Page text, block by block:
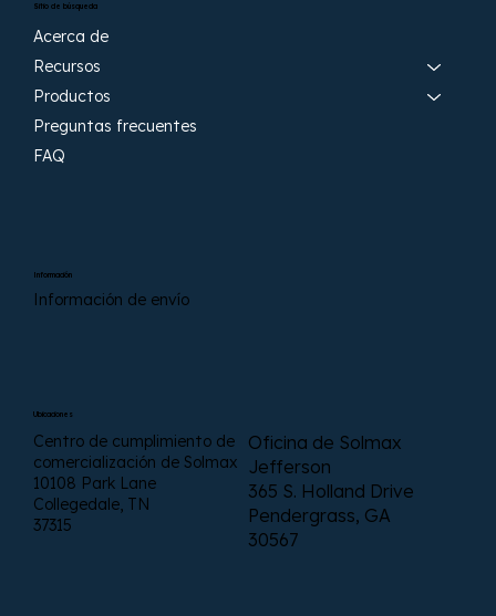
Ubicaciones
Centro de cumplimiento de
comercialización de Solmax
10108 Park Lane
Collegedale, TN
37315
Oficina de Solmax
Jefferson
365 S. Holland Drive
Pendergrass, GA
30567
Sitio de búsqueda
Acerca de
Recursos
Productos
Preguntas frecuentes
FAQ
Información
Información de envío